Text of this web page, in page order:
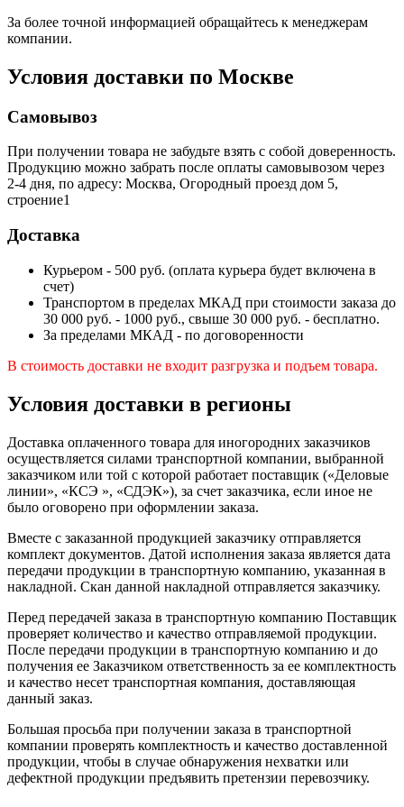
За более точной информацией обращайтесь к менеджерам
компании.
Условия доставки по Москве
Самовывоз
При получении товара не забудьте взять с собой доверенность.
Продукцию можно забрать после оплаты самовывозом через
2-4 дня, по адресу: Москва, Огородный проезд дом 5,
строение1
Доставка
Курьером - 500 руб. (оплата курьера будет включена в
счет)
Транспортом в пределах МКАД при стоимости заказа до
30 000 руб. - 1000 руб., свыше 30 000 руб. - бесплатно.
За пределами МКАД - по договоренности
В стоимость доставки не входит разгрузка и подъем товара.
Условия доставки в регионы
Доставка оплаченного товара для иногородних заказчиков
осуществляется силами транспортной компании, выбранной
заказчиком или той с которой работает поставщик («Деловые
линии», «КСЭ », «СДЭК»), за счет заказчика, если иное не
было оговорено при оформлении заказа.
Вместе с заказанной продукцией заказчику отправляется
комплект документов. Датой исполнения заказа является дата
передачи продукции в транспортную компанию, указанная в
накладной. Скан данной накладной отправляется заказчику.
Перед передачей заказа в транспортную компанию Поставщик
проверяет количество и качество отправляемой продукции.
После передачи продукции в транспортную компанию и до
получения ее Заказчиком ответственность за ее комплектность
и качество несет транспортная компания, доставляющая
данный заказ.
Большая просьба при получении заказа в транспортной
компании проверять комплектность и качество доставленной
продукции, чтобы в случае обнаружения нехватки или
дефектной продукции предъявить претензии перевозчику.